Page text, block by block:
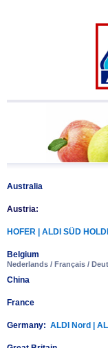
Australia
Austria:
HOFER ALDI SÜD
Belgium
Nederlands / Français /
China
France
Germany: ALDI Nord